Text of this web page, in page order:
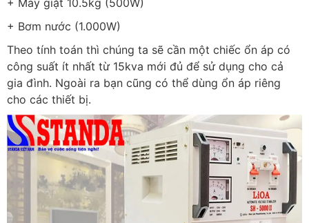
+ Máy giặt 10.5kg (500W)
+ Bơm nước (1.000W)
Theo tính toán thì chúng ta sẽ cần một chiếc ổn áp có
công suất ít nhất từ 15kva mới đủ để sử dụng cho cả
gia đình. Ngoài ra bạn cũng có thể dùng ổn áp riêng
cho các thiết bị.